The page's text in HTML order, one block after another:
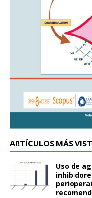
ARTÍCULOS MÁS
Uso de